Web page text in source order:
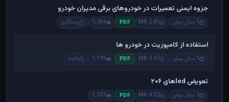
جزوه ایمنی تعمیرات در خودروهای برقی مدیران خودرو
1 سال پیش 2.81 MB
PDF
1,304 رستگاری
استفاده از کامپوزیت در خودرو ها
1 سال پیش 0.47 MB
PDF
1,195 حارث
تعویض ledهای ۲۰۶
1 سال پیش 4.22 MB
PDF
1,337